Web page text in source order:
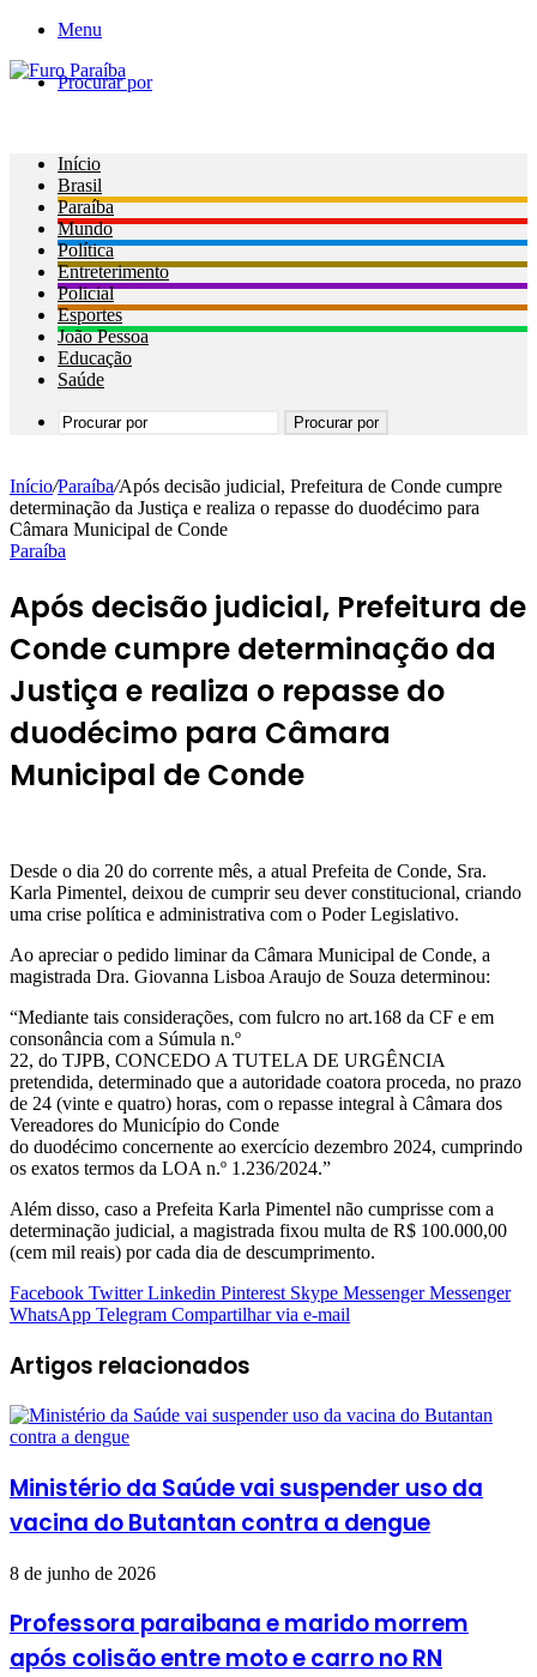
Menu
Procurar por
Início
Brasil
Paraíba
Mundo
Política
Entreterimento
Policial
Esportes
João Pessoa
Educação
Saúde
Procurar por
Início/Paraíba/Após decisão judicial, Prefeitura de Conde cumpre
determinação da Justiça e realiza o repasse do duodécimo para
Câmara Municipal de Conde
Paraíba
Após decisão judicial, Prefeitura de
Conde cumpre determinação da
Justiça e realiza o repasse do
duodécimo para Câmara
Municipal de Conde
Desde o dia 20 do corrente mês, a atual Prefeita de Conde, Sra.
Karla Pimentel, deixou de cumprir seu dever constitucional, criando
uma crise política e administrativa com o Poder Legislativo.
Ao apreciar o pedido liminar da Câmara Municipal de Conde, a
magistrada Dra. Giovanna Lisboa Araujo de Souza determinou:
“Mediante tais considerações, com fulcro no art.168 da CF e em
consonância com a Súmula n.º
22, do TJPB, CONCEDO A TUTELA DE URGÊNCIA
pretendida, determinado que a autoridade coatora proceda, no prazo
de 24 (vinte e quatro) horas, com o repasse integral à Câmara dos
Vereadores do Município do Conde
do duodécimo concernente ao exercício dezembro 2024, cumprindo
os exatos termos da LOA n.º 1.236/2024.”
Além disso, caso a Prefeita Karla Pimentel não cumprisse com a
determinação judicial, a magistrada fixou multa de R$ 100.000,00
(cem mil reais) por cada dia de descumprimento.
Facebook Twitter Linkedin Pinterest Skype Messenger Messenger
WhatsApp Telegram Compartilhar via e-mail
Artigos relacionados
Ministério da Saúde vai suspender uso da
vacina do Butantan contra a dengue
8 de junho de 2026
Professora paraibana e marido morrem
após colisão entre moto e carro no RN